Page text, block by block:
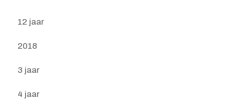
12 jaar
2018
3 jaar
4 jaar